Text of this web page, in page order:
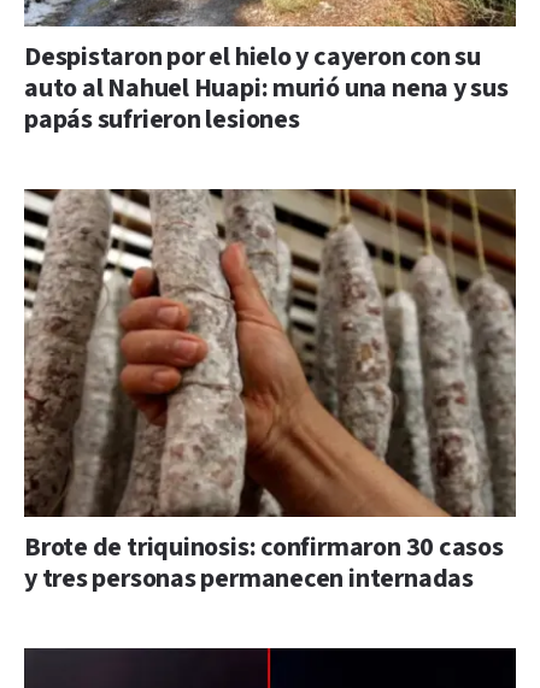
Despistaron por el hielo y cayeron con su
auto al Nahuel Huapi: murió una nena y sus
papás sufrieron lesiones
Brote de triquinosis: confirmaron 30 casos
y tres personas permanecen internadas